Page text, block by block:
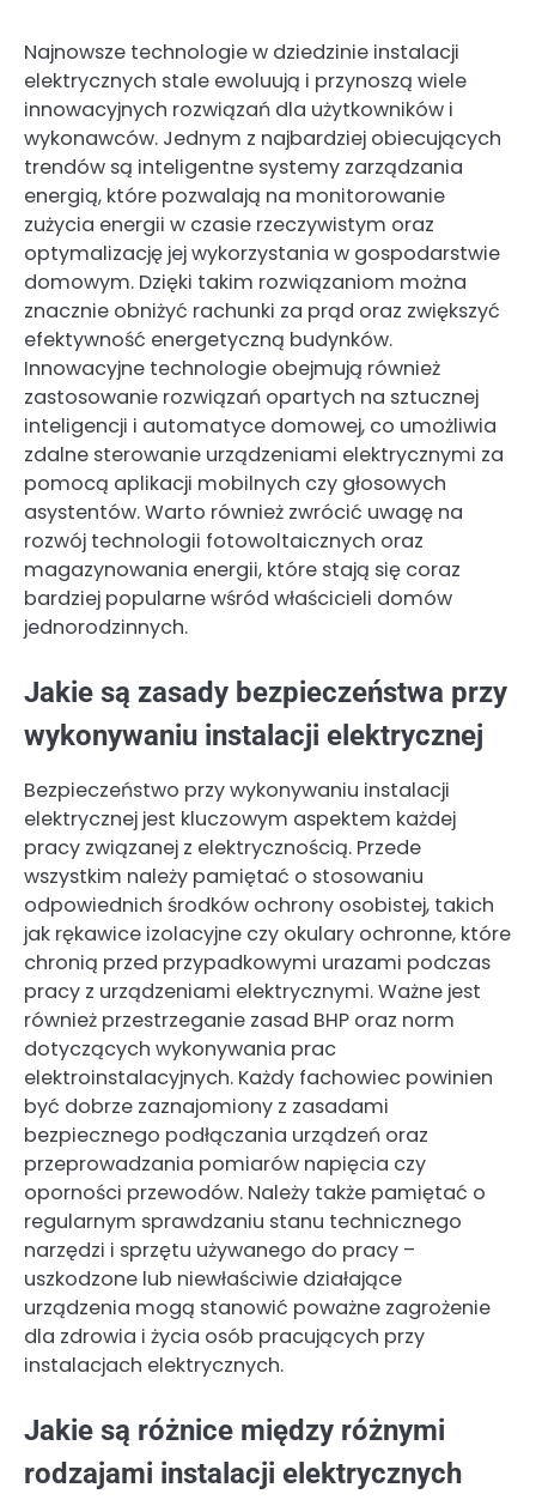
Najnowsze technologie w dziedzinie instalacji
elektrycznych stale ewoluują i przynoszą wiele
innowacyjnych rozwiązań dla użytkowników i
wykonawców. Jednym z najbardziej obiecujących
trendów są inteligentne systemy zarządzania
energią, które pozwalają na monitorowanie
zużycia energii w czasie rzeczywistym oraz
optymalizację jej wykorzystania w gospodarstwie
domowym. Dzięki takim rozwiązaniom można
znacznie obniżyć rachunki za prąd oraz zwiększyć
efektywność energetyczną budynków.
Innowacyjne technologie obejmują również
zastosowanie rozwiązań opartych na sztucznej
inteligencji i automatyce domowej, co umożliwia
zdalne sterowanie urządzeniami elektrycznymi za
pomocą aplikacji mobilnych czy głosowych
asystentów. Warto również zwrócić uwagę na
rozwój technologii fotowoltaicznych oraz
magazynowania energii, które stają się coraz
bardziej popularne wśród właścicieli domów
jednorodzinnych.
Jakie są zasady bezpieczeństwa przy
wykonywaniu instalacji elektrycznej
Bezpieczeństwo przy wykonywaniu instalacji
elektrycznej jest kluczowym aspektem każdej
pracy związanej z elektrycznością. Przede
wszystkim należy pamiętać o stosowaniu
odpowiednich środków ochrony osobistej, takich
jak rękawice izolacyjne czy okulary ochronne, które
chronią przed przypadkowymi urazami podczas
pracy z urządzeniami elektrycznymi. Ważne jest
również przestrzeganie zasad BHP oraz norm
dotyczących wykonywania prac
elektroinstalacyjnych. Każdy fachowiec powinien
być dobrze zaznajomiony z zasadami
bezpiecznego podłączania urządzeń oraz
przeprowadzania pomiarów napięcia czy
oporności przewodów. Należy także pamiętać o
regularnym sprawdzaniu stanu technicznego
narzędzi i sprzętu używanego do pracy –
uszkodzone lub niewłaściwie działające
urządzenia mogą stanowić poważne zagrożenie
dla zdrowia i życia osób pracujących przy
instalacjach elektrycznych.
Jakie są różnice między różnymi
rodzajami instalacji elektrycznych